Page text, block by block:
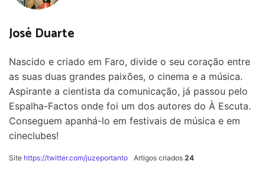
José Duarte
Nascido e criado em Faro, divide o seu coração entre
as suas duas grandes paixões, o cinema e a música.
Aspirante a cientista da comunicação, já passou pelo
Espalha-Factos onde foi um dos autores do À Escuta.
Conseguem apanhá-lo em festivais de música e em
cineclubes!
Site https://twitter.com/juzeportanto Artigos criados 24